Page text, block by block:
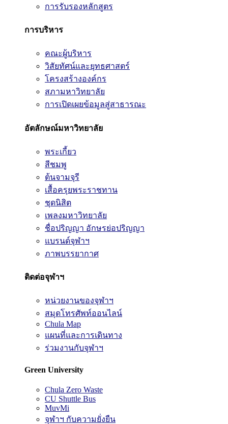
การรับรองหลักสูตร
การบริหาร
คณะผู้บริหาร
วิสัยทัศน์และยุทธศาสตร์
โครงสร้างองค์กร
สภามหาวิทยาลัย
การเปิดเผยข้อมูลสู่สาธารณะ
อัตลักษณ์มหาวิทยาลัย
พระเกี้ยว
สีชมพู
ต้นจามจุรี
เสื้อครุยพระราชทาน
ชุดนิสิต
เพลงมหาวิทยาลัย
ชื่อปริญญา อักษรย่อปริญญา
แบรนด์จุฬาฯ
ภาพบรรยากาศ
ติดต่อจุฬาฯ
หน่วยงานของจุฬาฯ
สมุดโทรศัพท์ออนไลน์
Chula Map
แผนที่และการเดินทาง
ร่วมงานกับจุฬาฯ
Green University
Chula Zero Waste
CU Shuttle Bus
MuvMi
จุฬาฯ กับความยั่งยืน